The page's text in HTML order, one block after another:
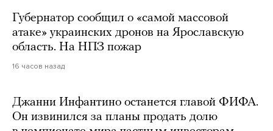
Губернатор сообщил о «самой массовой
атаке» украинских дронов на Ярославскую
область. На НПЗ пожар
16 часов назад
Джанни Инфантино останется главой ФИФА.
Он извинился за планы продать долю